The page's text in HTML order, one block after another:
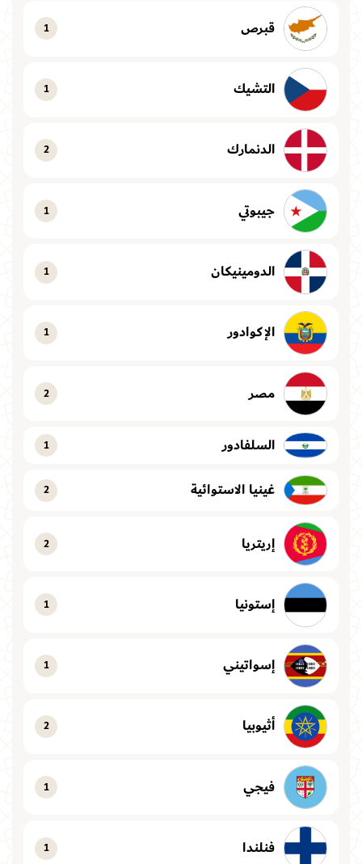
قبرص 1
التشيك 1
الدنمارك 2
جيبوتي 1
الدومينيكان 1
الإكوادور 1
مصر 2
السلفادور 1
غينيا الاستوائية 2
إريتريا 2
إستونيا 1
إسواتيني 1
أثيوبيا 2
فيجي 1
فنلندا 1